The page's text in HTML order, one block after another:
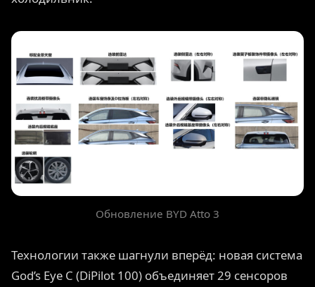
Обновление BYD Atto 3
Технологии также шагнули вперёд: новая система
God’s Eye C (DiPilot 100) объединяет 29 сенсоров